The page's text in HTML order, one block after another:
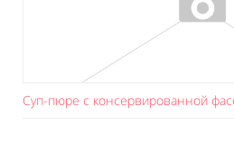
Суп-пюре с консервированной